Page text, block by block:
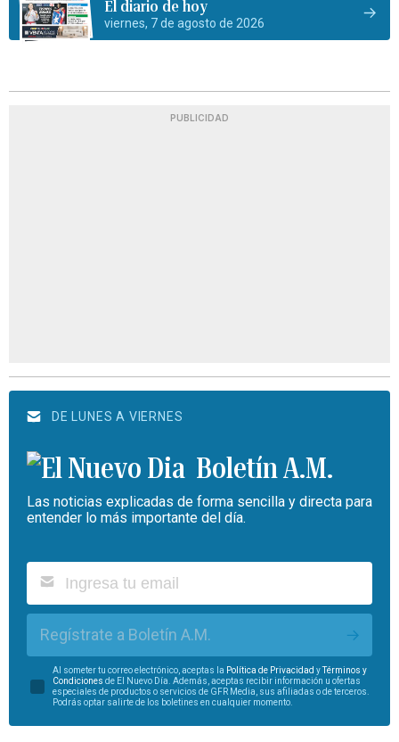
El diario de hoy
viernes, 7 de agosto de 2026
PUBLICIDAD
DE LUNES A VIERNES
Boletín A.M.
Las noticias explicadas de forma sencilla y directa para
entender lo más importante del día.
Regístrate a Boletín A.M.
Al someter tu correo electrónico, aceptas la Política de Privacidad y
Términos y
Condiciones de El Nuevo Día. Además, aceptas recibir información u ofertas
especiales de productos o servicios de GFR Media, sus afiliadas o de terceros.
Podrás optar salirte de los boletines en cualquier momento.